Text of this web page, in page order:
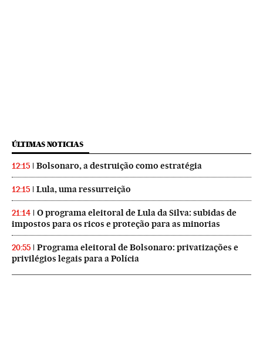
ÚLTIMAS NOTICIAS
12:15 Bolsonaro, a destruição como estratégia
12:15 Lula, uma ressurreição
21:14
O programa eleitoral de Lula da Silva: subidas de
impostos para os ricos e proteção para as minorias
20:55
Programa eleitoral de Bolsonaro: privatizações e
privilégios legais para a Polícia